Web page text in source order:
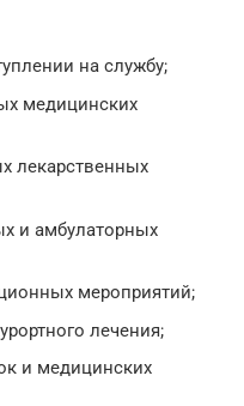
на службу;
медицинских
лекарственных
и амбулаторных
мероприятий;
лечения;
и медицинских